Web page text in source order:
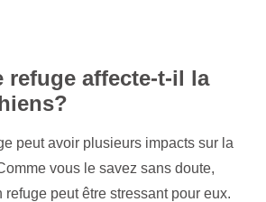
refuge affecte-t-il la
peut avoir plusieurs impacts sur la
vous le savez sans doute,
refuge peut être stressant pour eux.